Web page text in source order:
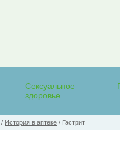
Сексуальное
здоровье
/ История в аптеке / Гастрит